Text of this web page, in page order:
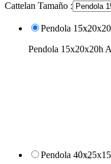
Cattelan Tamaño :
Pendola
Pendola 15x20x20h A
Pendola